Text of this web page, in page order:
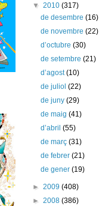
▼ 2010 (317)
de desembre(16)
de novembre(22)
d’octubre(30)
de setembre(21)
d’agost(10)
de juliol(22)
de juny(29)
de maig(41)
d’abril(55)
de març(31)
de febrer(21)
de gener(19)
► 2009 (408)
► 2008 (386)